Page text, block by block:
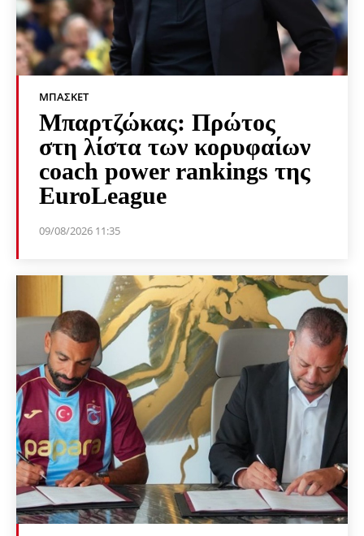
ΜΠΆΣΚΕΤ
Μπαρτζώκας: Πρώτος
στη λίστα των κορυφαίων
coach power rankings της
EuroLeague
09/08/2026 11:35